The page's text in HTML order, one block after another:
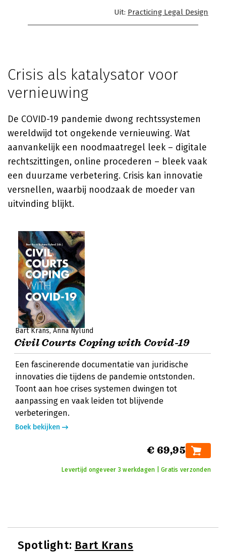
Uit: Practicing Legal Design
Crisis als katalysator voor
vernieuwing
De COVID-19 pandemie dwong rechtssystemen
wereldwijd tot ongekende vernieuwing. Wat
aanvankelijk een noodmaatregel leek – digitale
rechtszittingen, online procederen – bleek vaak
een duurzame verbetering. Crisis kan innovatie
versnellen, waarbij noodzaak de moeder van
uitvinding blijkt.
Bart Krans Anna Nylund
Civil Courts Coping with Covid-19
Een fascinerende documentatie van juridische
innovaties die tijdens de pandemie ontstonden.
Toont aan hoe crises systemen dwingen tot
aanpassing en vaak leiden tot blijvende
verbeteringen.
Boek bekijken
€ 69,95
Levertijd ongeveer 3 werkdagen | Gratis verzonden
Spotlight: Bart Krans